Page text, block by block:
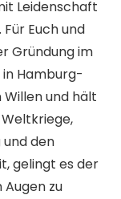
Leidenschaft
Euch und
Gründung im
in Hamburg-
und hält
den
gelingt es der
Augen zu